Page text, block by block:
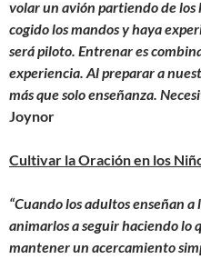
volar un avión partiendo de los
cogido los mandos y haya
será piloto. Entrenar es
experiencia. Al preparar a
más que solo enseñanza.
Joynor
Cultivar la Oración en los
“Cuando los adultos enseñan
animarlos a seguir haciendo lo
mantener un acercamiento